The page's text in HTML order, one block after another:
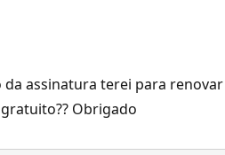
assinatura terei para
Obrigado